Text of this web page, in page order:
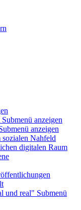
Submenü anzeigen
anzeigen
Nahfeld
digitalen Raum
und real" Submenü